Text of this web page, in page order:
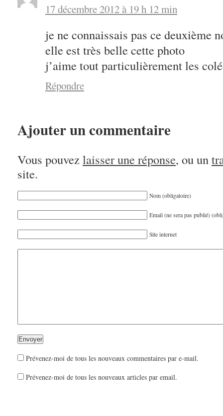
17 décembre 2012 à 19 h 12 min
je ne connaissais pas ce deuxième
elle est très belle cette photo
j’aime tout particulièrement les
Répondre
Ajouter un commentaire
Vous pouvez laisser une réponse, ou un
site.
Nom (obligatoire)
Email (ne sera pas publié)
Site internet
Prévenez-moi de tous les nouveaux commentaires par e-mail.
Prévenez-moi de tous les nouveaux articles par email.